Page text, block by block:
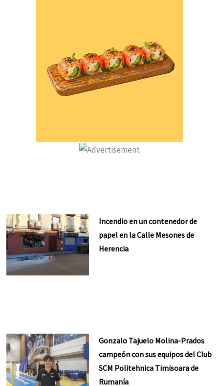
Incendio en un contenedor de
papel en la Calle Mesones de
Herencia
Gonzalo Tajuelo Molina-Prados
campeón con sus equipos del Club
SCM Politehnica Timisoara de
Rumanía